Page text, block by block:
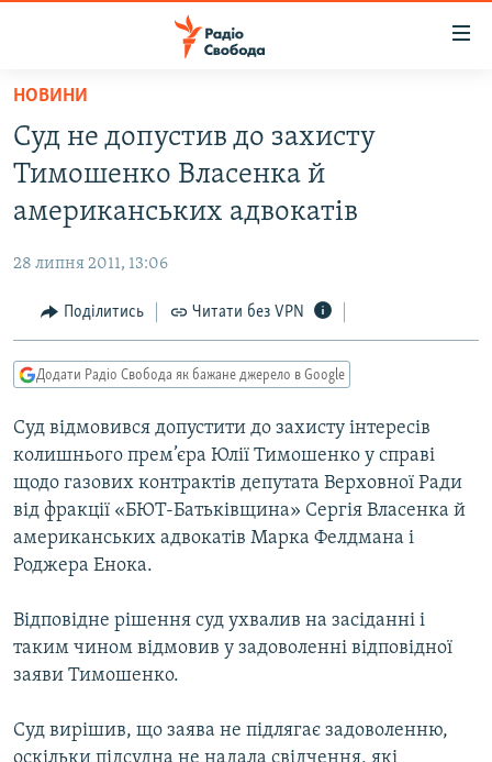
Перейти
основного
матеріалу
до
основної
Перейти
до
пошуку
ВСЕ ЗА ДОБУ
СУСПІЛЬСТВО
УКРАЇНА
РОСІЙСЬКА «ФІЛЬТРАЦІЯ»
ДОНБАС.РЕАЛІЇ
ТИ ЯК?
СХЕМИ
ПРИАЗОВ’Я
КИТАЙ.ВИКЛИКИ
МУЛЬТИМЕДІА
СПЕЦПРОЄКТИ
ПОДКАСТИ
КРИМ РЕАЛІЇ
НОВИНИ
Суд не допустив до захисту
Тимошенко Власенка й
американських адвокатів
28 липня 2011, 13:06
Поділитись Читати без VPN
Додати Радіо Свобода як бажане джерело в Google
Суд відмовився допустити до захисту інтересів
колишнього прем’єра Юлії Тимошенко у справі
щодо газових контрактів депутата Верховної Ради
від фракції «БЮТ-Батьківщина» Сергія Власенка й
американських адвокатів Марка Фелдмана і
Роджера Енока.
Відповідне рішення суд ухвалив на засіданні і
таким чином відмовив у задоволенні відповідної
заяви Тимошенко.
Суд вирішив, що заява не підлягає задоволенню,